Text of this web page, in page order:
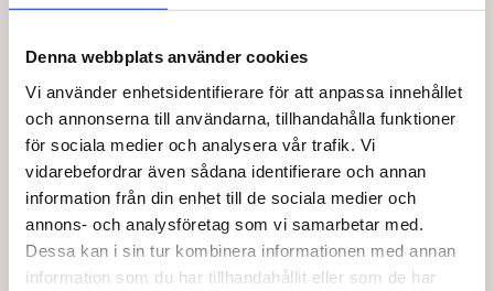
Denna webbplats använder cookies
Vi använder enhetsidentifierare för att anpassa innehållet
och annonserna till användarna, tillhandahålla funktioner
för sociala medier och analysera vår trafik. Vi
vidarebefordrar även sådana identifierare och annan
information från din enhet till de sociala medier och
annons- och analysföretag som vi samarbetar med.
Dessa kan i sin tur kombinera informationen med annan
information som du har tillhandahållit eller som de har
att du ska få den bästa hjälpen när du handlar.
Nyhetsbrev